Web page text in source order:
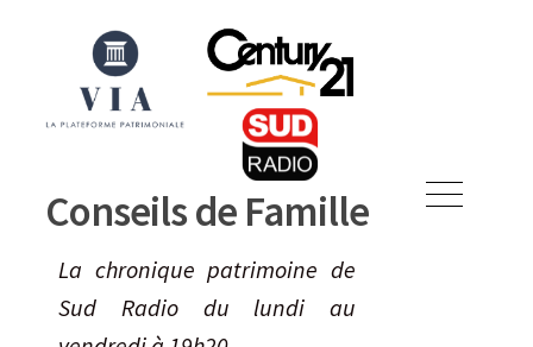
Conseils de Famille
La chronique patrimoine de
Sud Radio du lundi au
Menu